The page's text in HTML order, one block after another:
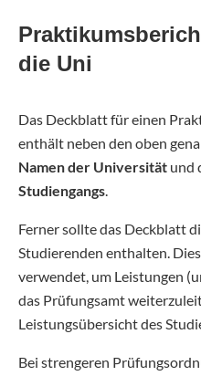
die Uni
Das Deckblatt für einen
enthält neben den oben
Namen der Universität und
Studiengangs.
Ferner sollte das Deckblatt
Studierenden enthalten.
verwendet, um Leistungen
das Prüfungsamt
Leistungsübersicht des
Bei strengeren